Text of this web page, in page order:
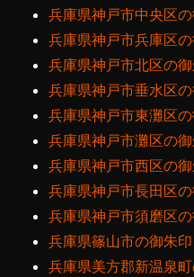
兵庫県神戸市中央区
兵庫県神戸市兵庫区
兵庫県神戸市北区の
兵庫県神戸市垂水区
兵庫県神戸市東灘区
兵庫県神戸市灘区の
兵庫県神戸市西区の
兵庫県神戸市長田区
兵庫県神戸市須磨区
兵庫県篠山市の御朱印
兵庫県美方郡新温泉